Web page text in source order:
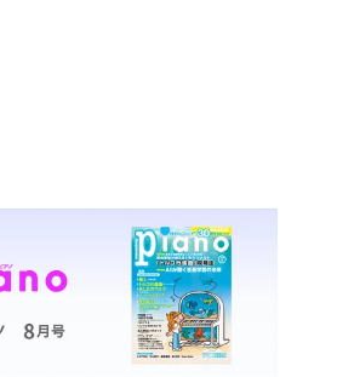
カテゴリ一覧